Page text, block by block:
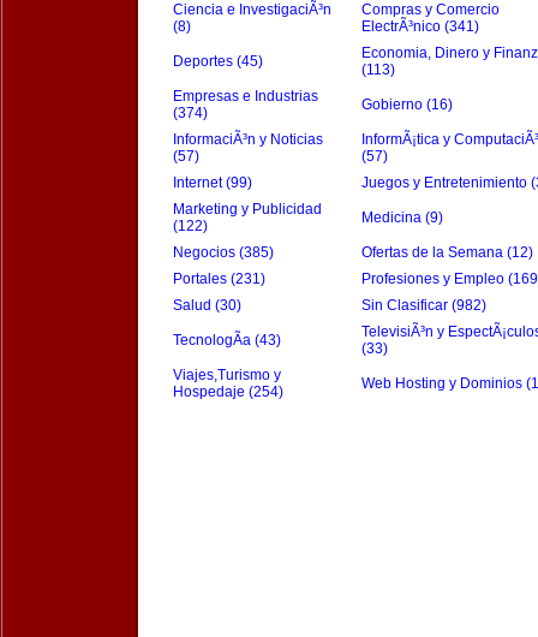
Ciencia e InvestigaciÃ³n
(8)
Compras y Comercio
ElectrÃ³nico (341)
Deportes (45)
Economia, Dinero y
(113)
Empresas e Industrias
(374)
Gobierno (16)
InformaciÃ³n y Noticias
(57)
InformÃ¡tica y
(57)
Internet (99)
Juegos y Entretenimiento
Marketing y Publicidad
(122)
Medicina (9)
Negocios (385)
Ofertas de la Semana (12)
Portales (231)
Profesiones y Empleo
Salud (30)
Sin Clasificar (982)
TecnologÃ­a (43)
TelevisiÃ³n y
(33)
Viajes,Turismo y
Hospedaje (254)
Web Hosting y Dominios